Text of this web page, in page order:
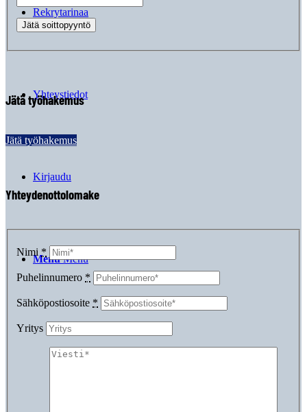
Rekrytarinaa
Yhteystiedot
Kirjaudu
Menu Menu
Jätä työhakemus
Jätä työhakemus
Yhteydenottolomake
Nimi *
Puhelinnumero *
Sähköpostiosoite *
Yritys